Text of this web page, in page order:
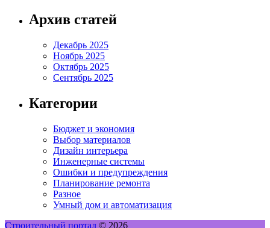
Архив статей
Декабрь 2025
Ноябрь 2025
Октябрь 2025
Сентябрь 2025
Категории
Бюджет и экономия
Выбор материалов
Дизайн интерьера
Инженерные системы
Ошибки и предупреждения
Планирование ремонта
Разное
Умный дом и автоматизация
Строительный портал © 2026